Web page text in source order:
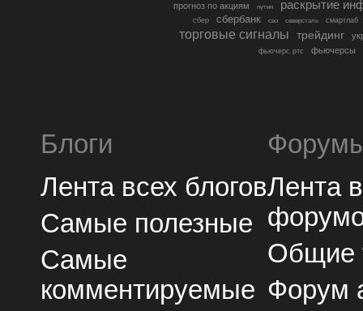
прогноз по акциям путин раскрытие
сбер сбербанк сво северсталь смартлаб
торговые сигналы трейдинг
фьючерс ртс фьючерсы
Блоги
Лента всех блогов
Самые полезные
Самые
комментируемые
Лента
Общие
Форум